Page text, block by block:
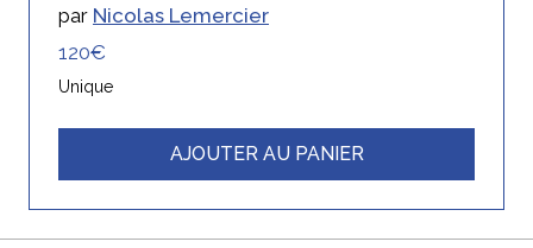
par Nicolas Lemercier
120€
Unique
AJOUTER AU PANIER